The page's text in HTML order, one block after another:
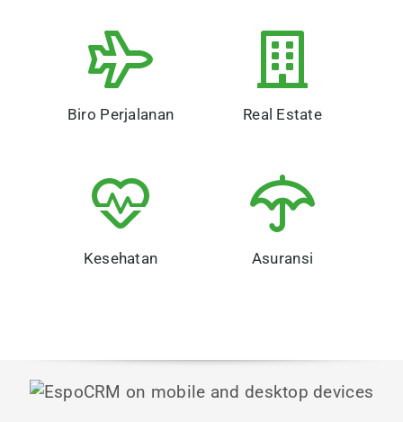
Biro Perjalanan Real Estate
Kesehatan Asuransi